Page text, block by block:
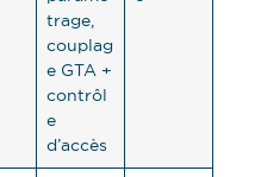
trage,
couplag
e GTA +
contrôl
e
d’accès